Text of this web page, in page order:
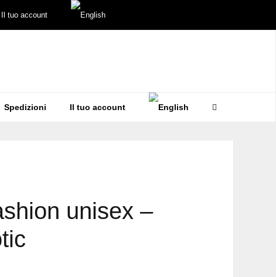
Il tuo account
Spedizioni Il tuo account
unisex –